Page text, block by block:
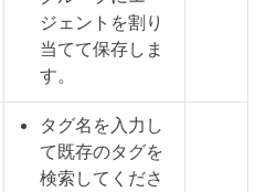
ジェントを割り
当てて保存しま
す。
タグ名を入力し
て既存のタグを
検索してくださ